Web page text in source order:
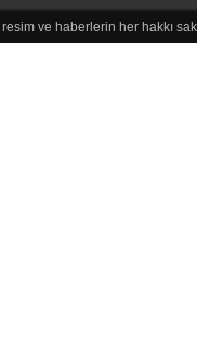
ve haberlerin her hakkı